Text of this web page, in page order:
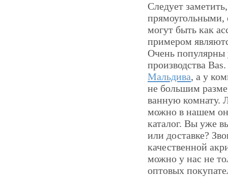
Следует
прямоугольными,
могут быть как
примером
Очень
производства
Мальдива, а у
не большим
ванную комнату.
можно в нашем
каталог. Вы уже
или доставке?
качественной
можно у нас не
оптовых